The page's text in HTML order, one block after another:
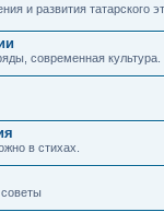
и развития татарского
современная культура.
в стихах.